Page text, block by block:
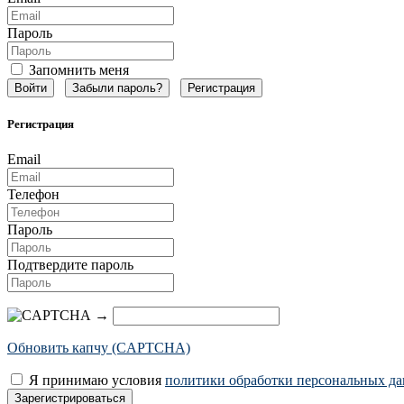
Пароль
Запомнить меня
Забыли пароль? Регистрация
Регистрация
Email
Телефон
Пароль
Подтвердите пароль
→
Обновить капчу (CAPTCHA)
Я принимаю условия политики обработки персональных